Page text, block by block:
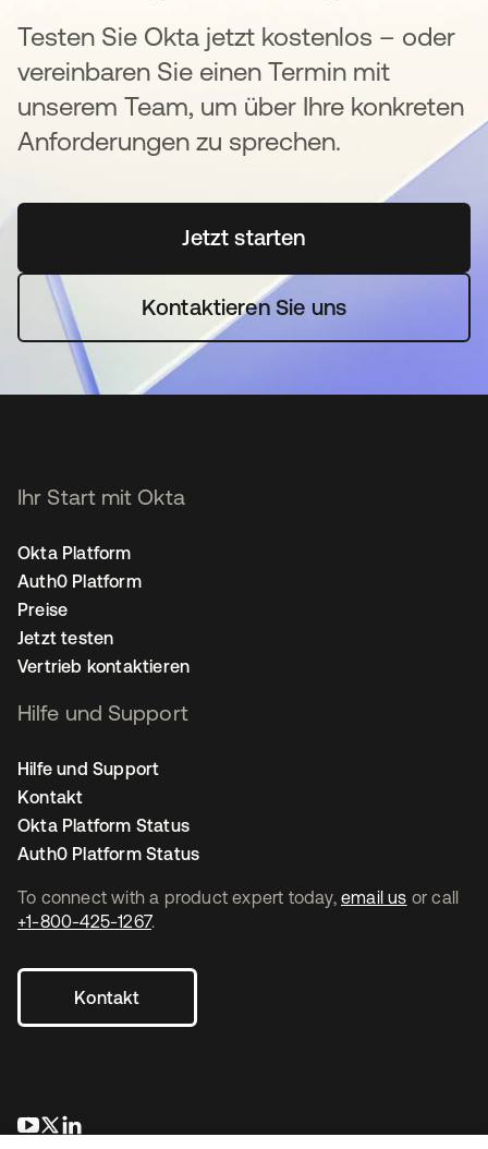
Testen Sie Okta jetzt kostenlos – oder
vereinbaren Sie einen Termin mit
unserem Team, um über Ihre konkreten
Anforderungen zu sprechen.
Jetzt startenwird in einer neuen
Kontaktieren Sie uns
To connect with a product expert today, email us or call
+1-800-425-1267.
Kontakt
wird in einer neuen Registerkarte geöffnet
wird in einer neuen Registerkarte geöffnet
Ihr Start mit Okta
Okta Platform
Auth0 Platform
Preise
Jetzt testen
Vertrieb kontaktieren
Hilfe und Support
Hilfe und Support
Kontakt
Okta Platform Status
Auth0 Platform Status